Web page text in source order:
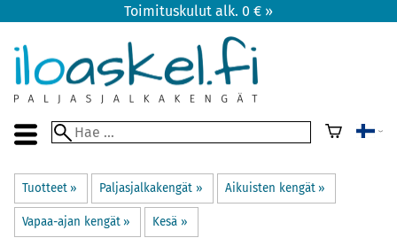
Toimituskulut alk. 0 € »
Tuotteet ‪» Paljasjalkakengät ‪» Aikuisten kengät ‪»
Vapaa-ajan kengät ‪» Kesä ‪»